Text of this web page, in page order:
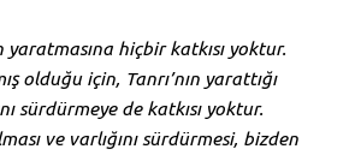
yaratmasına hiçbir katkısı yoktur.
olduğu için, Tanrı’nın yarattığı
sürdürmeye de katkısı yoktur.
ve varlığını sürdürmesi, bizden